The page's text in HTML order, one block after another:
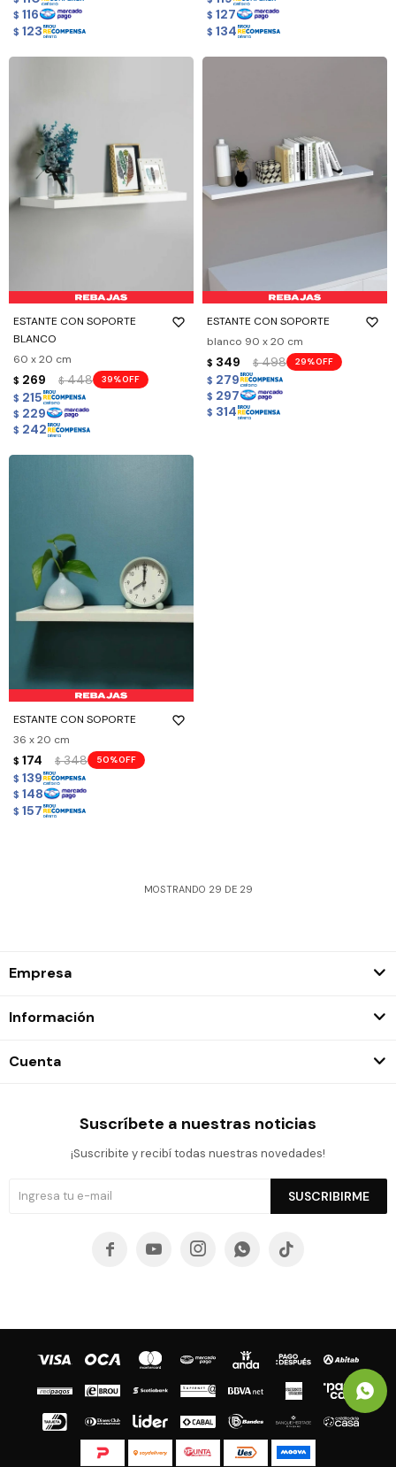
$ 116
$ 123
$ 127
$ 134
ESTANTE CON SOPORTE
BLANCO
60 x 20 cm
$ 269 $ 448 39
$ 215
$ 229
$ 242
ESTANTE CON SOPORTE
blanco 90 x 20 cm
$ 349 $ 498 29
$ 279
$ 297
$ 314
ESTANTE CON SOPORTE
36 x 20 cm
$ 174 $ 348 50
$ 139
$ 148
$ 157
MOSTRANDO 29 DE 29
Empresa
Información
Cuenta
Suscríbete a nuestras noticias
¡Suscribite y recibí todas nuestras novedades!
SUSCRIBIRME
    